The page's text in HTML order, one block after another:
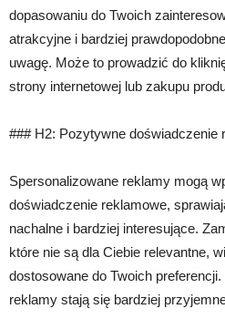
dopasowaniu do Twoich
atrakcyjne i bardziej
uwagę. Może to prowadzić do
strony internetowej lub zakupu
### H2: Pozytywne doświadczenie
Spersonalizowane reklamy mogą
doświadczenie reklamowe,
nachalne i bardziej interesujące.
które nie są dla Ciebie relevantne,
dostosowane do Twoich
reklamy stają się bardziej